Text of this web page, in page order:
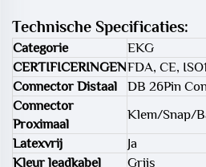
Technische Specificaties:
Categorie
EKG
CERTIFICERINGENFDA, CE,
Connector Distaal
DB 26Pin
Connector
Proximaal
Klem/Snap/
Latexvrij
Ja
Kleur leadkabel
Grijs